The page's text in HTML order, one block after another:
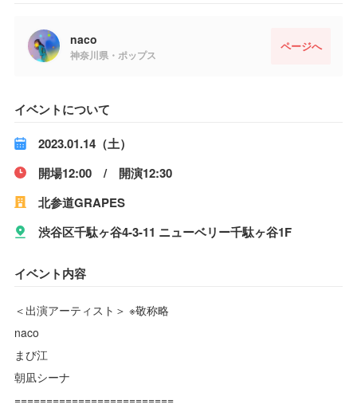
naco
神奈川県・ポップス
ページへ
イベントについて
2023.01.14（土）
開場12:00 / 開演12:30
北参道GRAPES
渋谷区千駄ヶ谷4-3-11 ニューベリー千駄ヶ谷1F
イベント内容
＜出演アーティスト＞ ※敬称略
naco
まび江
朝凪シーナ
=========================